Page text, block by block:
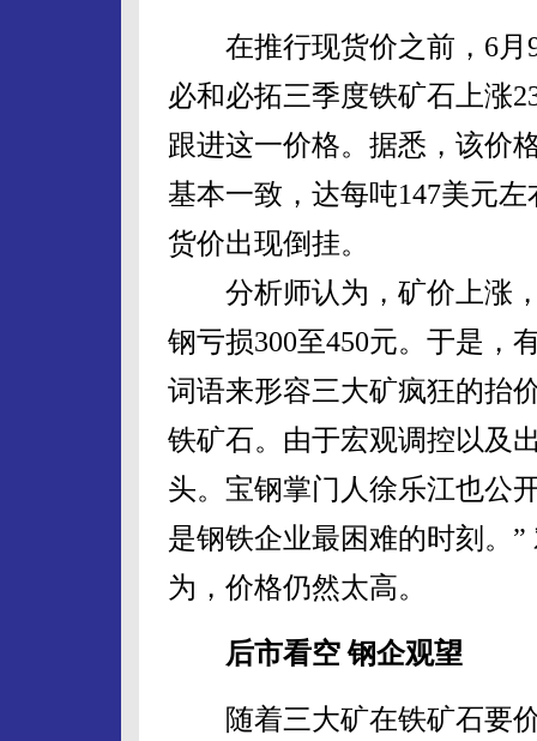
在推行现货价之前，6月9
必和必拓三季度铁矿石上涨
跟进这一价格。据悉，该价
基本一致，达每吨147美元
货价出现倒挂。
分析师认为，矿价上涨，
钢亏损300至450元。于是，
词语来形容三大矿疯狂的抬
铁矿石。由于宏观调控以及
头。宝钢掌门人徐乐江也公
是钢铁企业最困难的时刻。
为，价格仍然太高。
后市看空 钢企观望
随着三大矿在铁矿石要价